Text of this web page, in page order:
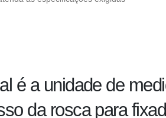
é a unidade de
da rosca para